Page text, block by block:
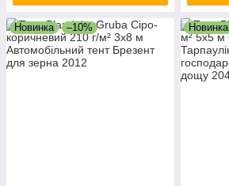
Новинка –10% Новинка